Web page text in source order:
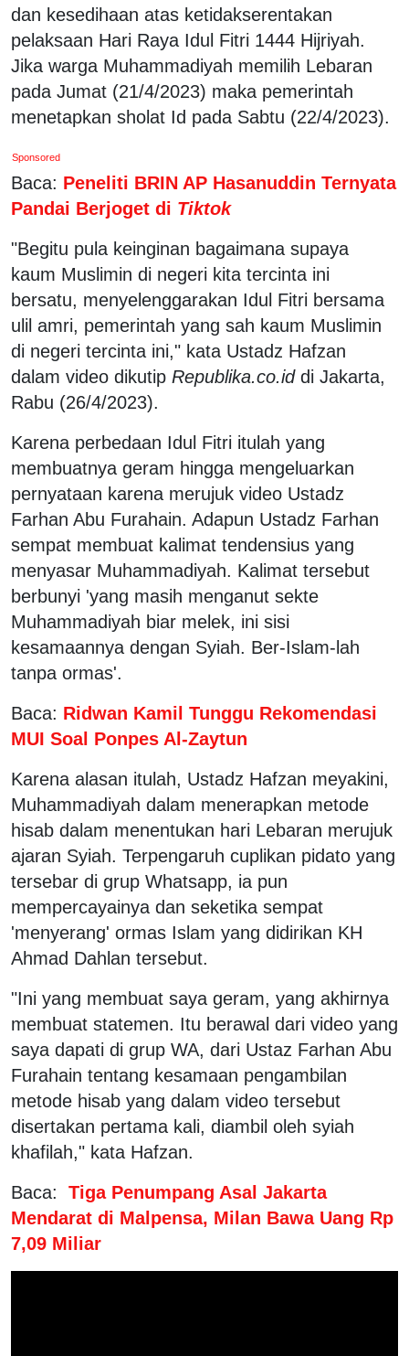
dan kesedihaan atas ketidakserentakan
pelaksaan Hari Raya Idul Fitri 1444 Hijriyah.
Jika warga Muhammadiyah memilih Lebaran
pada Jumat (21/4/2023) maka pemerintah
menetapkan sholat Id pada Sabtu (22/4/2023).
Sponsored
Baca: Peneliti BRIN AP Hasanuddin Ternyata
Pandai Berjoget di Tiktok
"Begitu pula keinginan bagaimana supaya
kaum Muslimin di negeri kita tercinta ini
bersatu, menyelenggarakan Idul Fitri bersama
ulil amri, pemerintah yang sah kaum Muslimin
di negeri tercinta ini," kata Ustadz Hafzan
dalam video dikutip Republika.co.iddi Jakarta,
Rabu (26/4/2023).
Karena perbedaan Idul Fitri itulah yang
membuatnya geram hingga mengeluarkan
pernyataan karena merujuk video Ustadz
Farhan Abu Furahain. Adapun Ustadz Farhan
sempat membuat kalimat tendensius yang
menyasar Muhammadiyah. Kalimat tersebut
berbunyi 'yang masih menganut sekte
Muhammadiyah biar melek, ini sisi
kesamaannya dengan Syiah. Ber-Islam-lah
tanpa ormas'.
Baca: Ridwan Kamil Tunggu Rekomendasi
MUI Soal Ponpes Al-Zaytun
Karena alasan itulah, Ustadz Hafzan meyakini,
Muhammadiyah dalam menerapkan metode
hisab dalam menentukan hari Lebaran merujuk
ajaran Syiah. Terpengaruh cuplikan pidato yang
tersebar di grup Whatsapp, ia pun
mempercayainya dan seketika sempat
'menyerang' ormas Islam yang didirikan KH
Ahmad Dahlan tersebut.
"Ini yang membuat saya geram, yang akhirnya
membuat statemen. Itu berawal dari video yang
saya dapati di grup WA, dari Ustaz Farhan Abu
Furahain tentang kesamaan pengambilan
metode hisab yang dalam video tersebut
disertakan pertama kali, diambil oleh syiah
khafilah," kata Hafzan.
Baca:
Tiga Penumpang Asal Jakarta
Mendarat di Malpensa, Milan Bawa Uang Rp
7,09 Miliar